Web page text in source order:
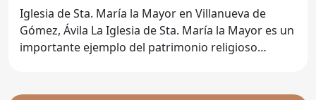
Iglesia de Sta. María la Mayor en Villanueva de
Gómez, Ávila La Iglesia de Sta. María la Mayor es un
importante ejemplo del patrimonio religioso